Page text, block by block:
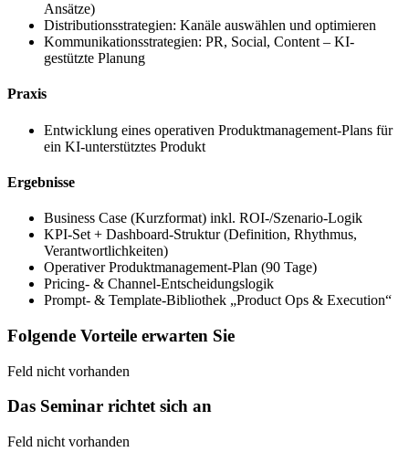
Ansätze)
Distributionsstrategien: Kanäle auswählen und optimieren
Kommunikationsstrategien: PR, Social, Content – KI-
gestützte Planung
Praxis
Entwicklung eines operativen Produktmanagement-Plans für
ein KI-unterstütztes Produkt
Ergebnisse
Business Case (Kurzformat) inkl. ROI-/Szenario-Logik
KPI-Set + Dashboard-Struktur (Definition, Rhythmus,
Verantwortlichkeiten)
Operativer Produktmanagement-Plan (90 Tage)
Pricing- & Channel-Entscheidungslogik
Prompt- & Template-Bibliothek „Product Ops & Execution“
Folgende Vorteile erwarten Sie
Feld nicht vorhanden
Das Seminar richtet sich an
Feld nicht vorhanden